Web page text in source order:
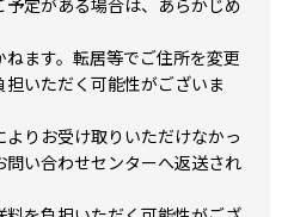
定がある場合は、あらかじめ
ます。転居等でご住所を変更
いただく可能性がございま
りお受け取りいただけなかっ
問い合わせセンターへ返送され